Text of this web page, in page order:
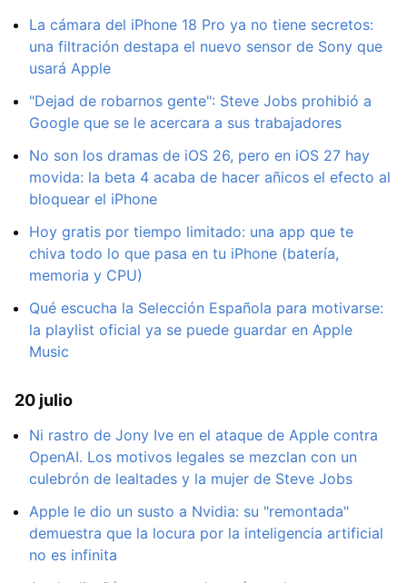
La cámara del iPhone 18 Pro ya no tiene secretos:
una filtración destapa el nuevo sensor de Sony que
usará Apple
"Dejad de robarnos gente": Steve Jobs prohibió a
Google que se le acercara a sus trabajadores
No son los dramas de iOS 26, pero en iOS 27 hay
movida: la beta 4 acaba de hacer añicos el efecto al
bloquear el iPhone
Hoy gratis por tiempo limitado: una app que te
chiva todo lo que pasa en tu iPhone (batería,
memoria y CPU)
Qué escucha la Selección Española para motivarse:
la playlist oficial ya se puede guardar en Apple
Music
20 julio
Ni rastro de Jony Ive en el ataque de Apple contra
OpenAI. Los motivos legales se mezclan con un
culebrón de lealtades y la mujer de Steve Jobs
Apple le dio un susto a Nvidia: su "remontada"
demuestra que la locura por la inteligencia artificial
no es infinita